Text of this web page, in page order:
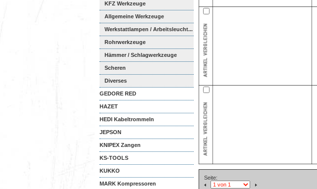
KFZ Werkzeuge
Allgemeine Werkzeuge
Werkstattlampen / Arbeitsleucht...
Rohrwerkzeuge
Hämmer / Schlagwerkzeuge
Scheren
Diverses
GEDORE RED
HAZET
HEDI Kabeltrommeln
JEPSON
KNIPEX Zangen
KS-TOOLS
KUKKO
MARK Kompressoren
Seite: